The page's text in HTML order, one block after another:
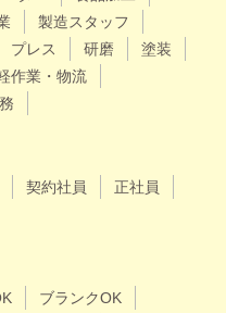
製造スタッフ
プレス 研磨
塗装
作業・物流
契約社員
正社員
ブランクOK